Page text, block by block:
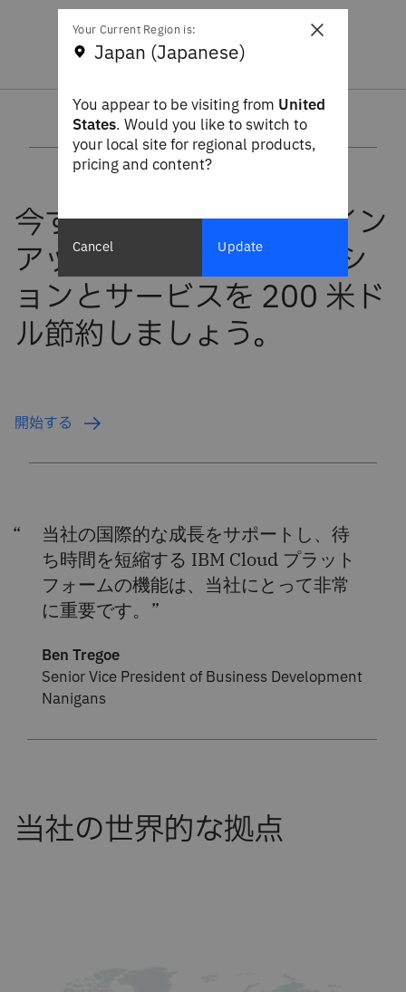
開始する
当社の国際的な成長をサポートし、待
ち時間を短縮する IBM Cloud プラット
フォームの機能は、当社にとって非常
に重要です。
Ben Tregoe
Senior Vice President of Business Development
Nanigans
×
Your Current Region is:
Japan (Japanese)
You appear to be visiting from United
States. Would you like to switch to
your local site for regional products,
pricing and content?
Cancel Update